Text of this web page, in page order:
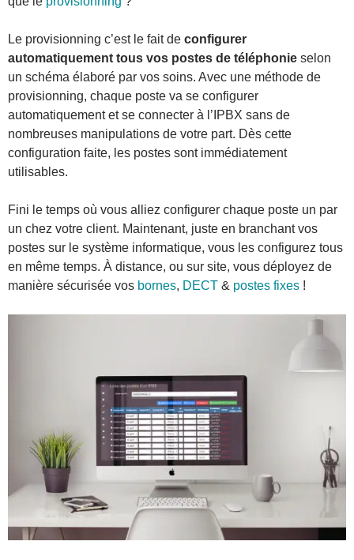
Le provisionning c’est le fait de configurer
automatiquement tous vos postes de téléphonie selon
un schéma élaboré par vos soins. Avec une méthode de
provisionning, chaque poste va se configurer
automatiquement et se connecter à l’IPBX sans de
nombreuses manipulations de votre part. Dès cette
configuration faite, les postes sont immédiatement
utilisables.
Fini le temps où vous alliez configurer chaque poste un par
un chez votre client. Maintenant, juste en branchant vos
postes sur le système informatique, vous les configurez tous
en même temps. À distance, ou sur site, vous déployez de
manière sécurisée vos bornes, DECT & postes fixes !